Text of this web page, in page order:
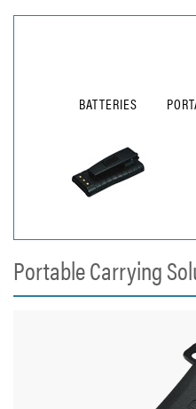
BATTERIES
Portable Carrying